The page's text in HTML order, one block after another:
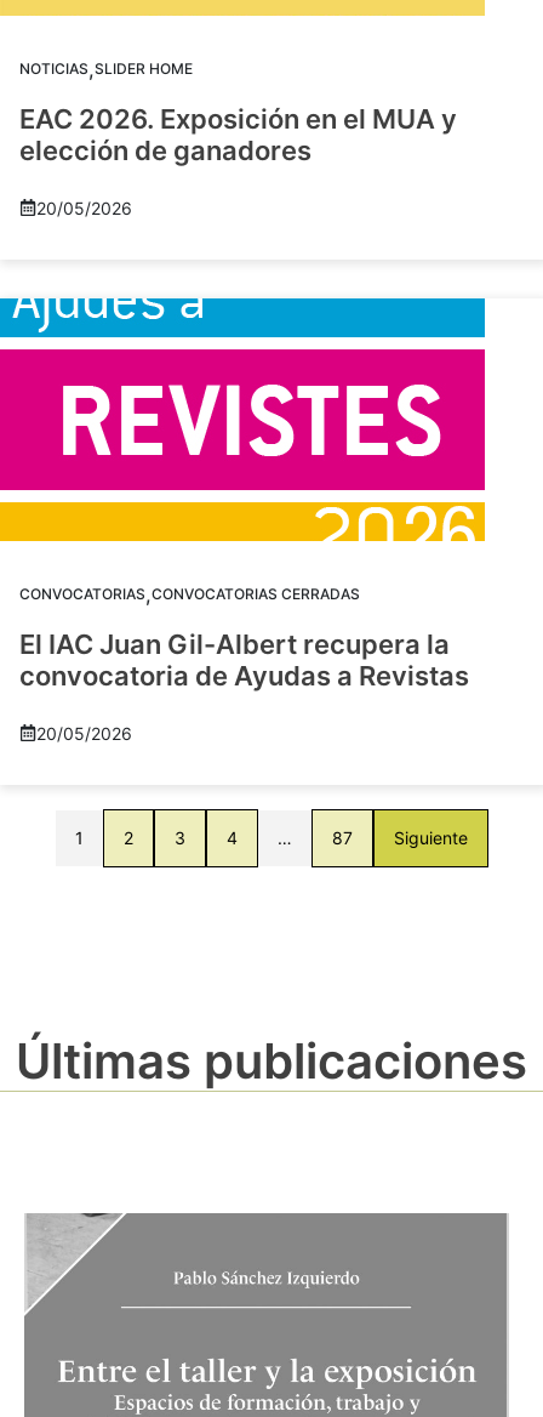
NOTICIAS,SLIDER HOME
EAC 2026. Exposición en el MUA y
elección de ganadores
20/05/2026
CONVOCATORIAS,CONVOCATORIAS CERRADAS
El IAC Juan Gil-Albert recupera la
convocatoria de Ayudas a Revistas
20/05/2026
1 2 3 4 … 87 Siguiente
Últimas publicaciones